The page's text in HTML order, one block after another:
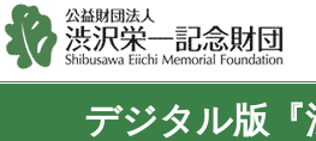
デジタル版『